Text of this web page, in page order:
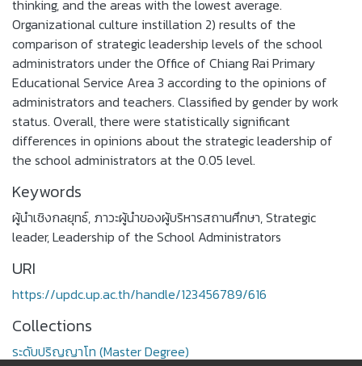
thinking, and the areas with the lowest average.
Organizational culture instillation 2) results of the
comparison of strategic leadership levels of the school
administrators under the Office of Chiang Rai Primary
Educational Service Area 3 according to the opinions of
administrators and teachers. Classified by gender by work
status. Overall, there were statistically significant
differences in opinions about the strategic leadership of
the school administrators at the 0.05 level.
Keywords
ผู้นำเชิงกลยุทธ์, ภาวะผู้นำของผู้บริหารสถานศึกษา,Strategic
leader,Leadership of the School Administrators
URI
https://updc.up.ac.th/handle/123456789/616
Collections
ระดับปริญญาโท (Master Degree)